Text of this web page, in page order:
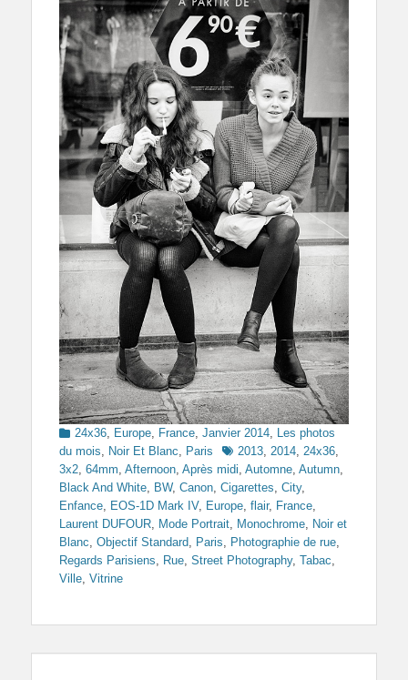
Categories
24x36 Europe France Janvier 2014 Les photos
du mois
Noir Et Blanc Paris Tags2013 2014 24x36
3x2 64mm Afternoon Après midi Automne Autumn
Black And White BW, Canon Cigarettes City,
Enfance EOS-1D Mark IV, Europe flair, France
Laurent DUFOUR Mode Portrait Monochrome Noir et
Blanc Objectif Standard Paris Photographie de rue
Regards Parisiens
Rue Street Photography, Tabac
Ville Vitrine